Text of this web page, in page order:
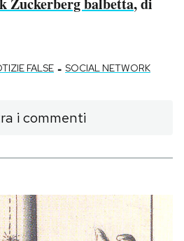
FALSE - SOCIAL NETWORK
i commenti